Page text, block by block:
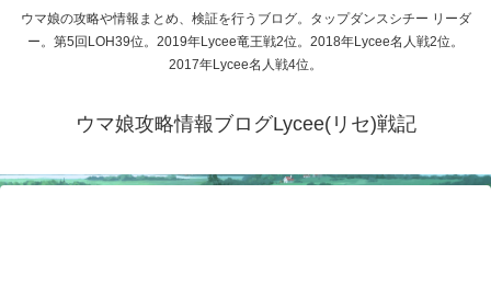
ウマ娘の攻略や情報まとめ、検証を行うブログ。タップダンスシチー リーダ
ー。第5回LOH39位。2019年Lycee竜王戦2位。2018年Lycee名人戦2位。
2017年Lycee名人戦4位。
ウマ娘攻略情報ブログLycee(リセ)戦記